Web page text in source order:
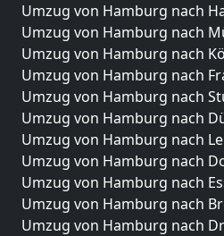
Umzug von Hamburg nach
Umzug von Hamburg nach
Umzug von Hamburg nach
Umzug von Hamburg nach
Umzug von Hamburg nach
Umzug von Hamburg nach
Umzug von Hamburg nach
Umzug von Hamburg nach
Umzug von Hamburg nach
Umzug von Hamburg nach
Umzug von Hamburg nach